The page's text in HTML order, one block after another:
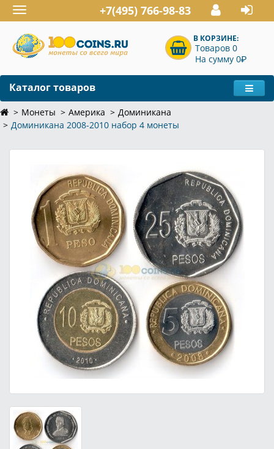
Toggle
navigation
+7(495) 766-98-83
В КОРЗИНЕ:
Товаров 0
На сумму 0P
Каталог товаров
Монеты Америка
Доминикана
Доминикана 2008-2010 набор 4 монеты